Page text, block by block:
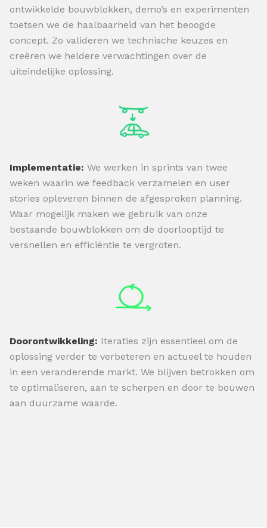
ontwikkelde bouwblokken, demo’s en experimenten
toetsen we de haalbaarheid van het beoogde
concept. Zo valideren we technische keuzes en
creëren we heldere verwachtingen over de
uiteindelijke oplossing.
Implementatie: We werken in sprints van twee
weken waarin we feedback verzamelen en user
stories opleveren binnen de afgesproken planning.
Waar mogelijk maken we gebruik van onze
bestaande bouwblokken om de doorlooptijd te
versnellen en efficiëntie te vergroten.
Doorontwikkeling: Iteraties zijn essentieel om de
oplossing verder te verbeteren en actueel te houden
in een veranderende markt. We blijven betrokken om
te optimaliseren, aan te scherpen en door te bouwen
aan duurzame waarde.